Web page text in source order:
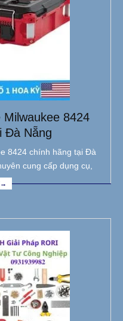
8424
Đà Nẵng
8424 chính hãng tại Đà
cung cấp dụng cụ,